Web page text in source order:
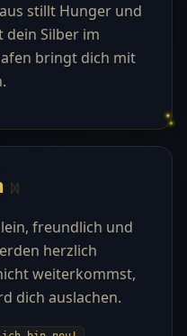
stillt Hunger und
Silber im
bringt dich mit
freundlich und
herzlich
weiterkommst,
dich auslachen.